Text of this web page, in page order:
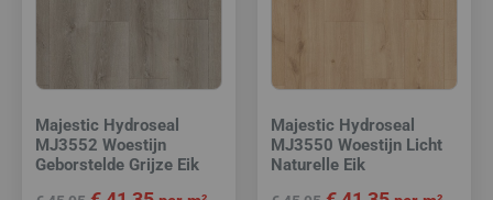
Majestic Hydroseal
MJ3552 Woestijn
Geborstelde Grijze Eik
Majestic Hydroseal
MJ3550 Woestijn Licht
Naturelle Eik